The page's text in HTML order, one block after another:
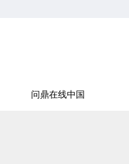
问鼎在线中国